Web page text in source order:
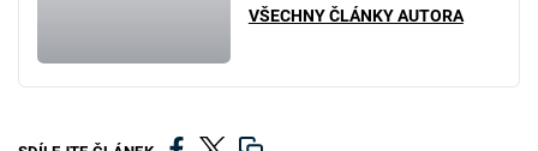
VŠECHNY ČLÁNKY AUTORA